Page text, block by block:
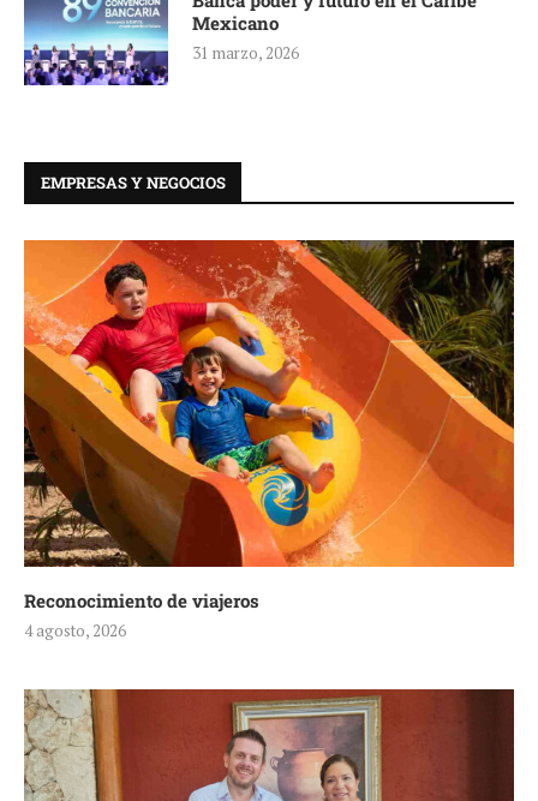
Mexicano
31 marzo, 2026
EMPRESAS Y NEGOCIOS
Reconocimiento de viajeros
4 agosto, 2026